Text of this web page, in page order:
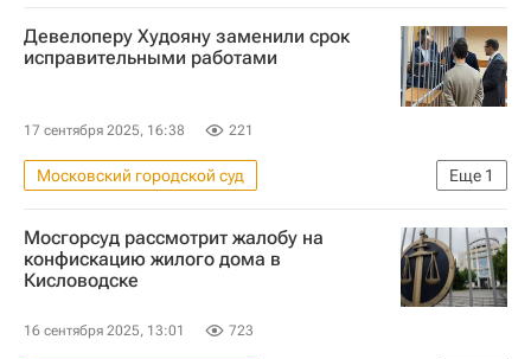
Альберт Худоян
Девелоперы
Криминал
Девелоперу Худояну заменили срок
исправительными работами
17 сентября 2025, 16:38 221
Еще 1
Московский городской суд
Альберт Худоян
Мосгорсуд рассмотрит жалобу на
конфискацию жилого дома в
Кисловодске
16 сентября 2025, 13:01 723